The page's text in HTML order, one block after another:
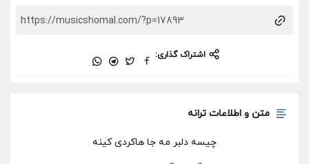
اشتراک گذاری:
متن و اطلاعات ترانه
چیسه دلبر مه جا هاکردی کینه